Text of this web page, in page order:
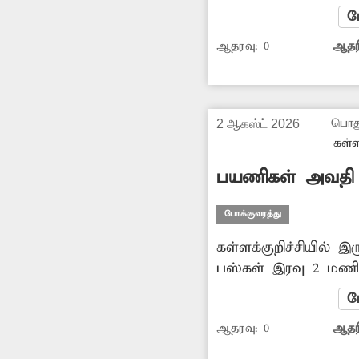
பயணிகளை ஏற்றி
போக்குவரத்து
விபத்துகளும்
இதுகுறித்து
செய்து நடவடிக்கை
ஆதரவு:0
2 ஆகஸ்ட் 2026
பயணிகள் அவதி
போக்குவரத்து
கள்ளக்குறிச்சியில்
பஸ்கள் இரவு 2
மணி வரை
இதனால்
மாணவர்கள்,
ஆதரவு:0